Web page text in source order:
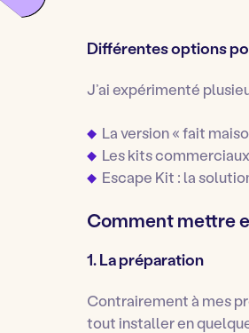
Différentes options
J’ai expérimenté
La version « fait
Les kits
Escape Kit : la
Comment mettre
1. La préparation
Contrairement à mes
tout installer en